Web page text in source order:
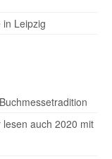
Leipzig
lesen auch 2020 mit